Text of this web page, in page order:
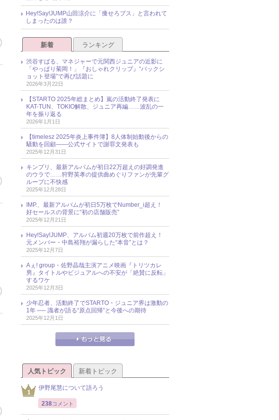
Hey!Say!JUMP山田涼介に「痩せろブス」と言われて
しまったのは誰？
新着 ランキング
渋谷すばる、マネジャーで元関西ジュニアの近影に
「やっぱり菊岡！」『おしゃれクリップ』“バックシ
ョット登場”で再び話題に
2026年3月22日
【STARTO 2025年総まとめ】嵐の活動終了発表に
KAT-TUN、TOKIO解散、ジュニア再編……波乱の一
年を振り返る
2026年1月1日
【timelesz 2025年炎上事件簿】8人体制始動後からの
騒動を回顧――公式サイトで謝罪文発表も
2025年12月31日
キンプリ、最新アルバムが初日22万超えの好調発進
のウラで……狩野英孝の提供曲めぐりファンが先輩グ
ループに不快感
2025年12月28日
IMP.、最新アルバムが初日5万枚でNumber_i超え！
好セールスの背景に“初の店舗販売”
2025年12月21日
Hey!Say!JUMP、アルバム初週20万枚で前作超え！
元メンバー・中島裕翔が漏らした“本音”とは？
2025年12月7日
Aぇ! group・佐野晶哉主演アニメ映画『トリツカレ
男』タイトルやビジュアルへの不安が「絶賛に反転」
するワケ
2025年12月3日
少年忍者、活動終了でSTARTO・ジュニア界は激動の
1年 ── 識者が語る“原点回帰”と今後への期待
2025年12月1日
人気トピック 新着トピック
伊野尾慧について語ろう
238コメント